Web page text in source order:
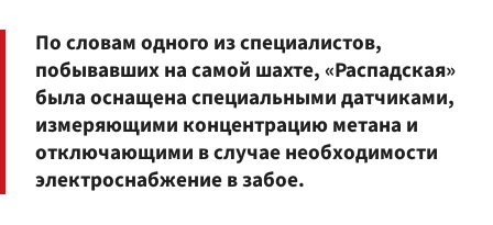
По словам одного из специалистов,
побывавших на самой шахте, «Распадская»
была оснащена специальными датчиками,
измеряющими концентрацию метана и
отключающими в случае необходимости
электроснабжение в забое.